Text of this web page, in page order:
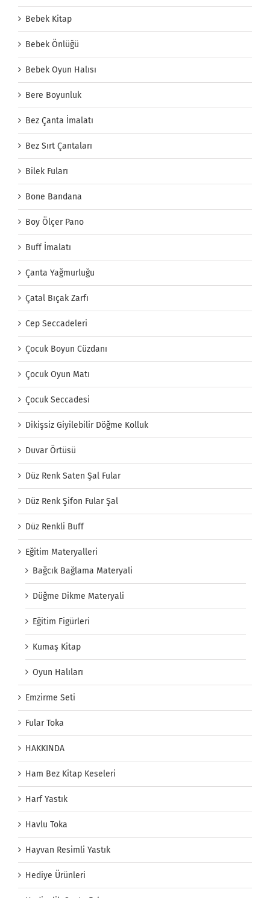
Bebek Kitap
Bebek Önlüğü
Bebek Oyun Halısı
Bere Boyunluk
Bez Çanta İmalatı
Bez Sırt Çantaları
Bilek Fuları
Bone Bandana
Boy Ölçer Pano
Buff İmalatı
Çanta Yağmurluğu
Çatal Bıçak Zarfı
Cep Seccadeleri
Çocuk Boyun Cüzdanı
Çocuk Oyun Matı
Çocuk Seccadesi
Dikişsiz Giyilebilir Döğme Kolluk
Duvar Örtüsü
Düz Renk Saten Şal Fular
Düz Renk Şifon Fular Şal
Düz Renkli Buff
Eğitim Materyalleri
Bağcık Bağlama Materyali
Düğme Dikme Materyali
Eğitim Figürleri
Kumaş Kitap
Oyun Halıları
Emzirme Seti
Fular Toka
HAKKINDA
Ham Bez Kitap Keseleri
Harf Yastık
Havlu Toka
Hayvan Resimli Yastık
Hediye Ürünleri